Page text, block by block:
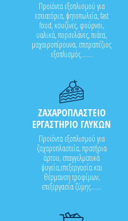
Προϊόντα εξοπλισμού για
εστιατόρια, ψητοπωλεία, fast
food, κουζίνες, φούρνοι,
υαλικά, πορσελάνες, πιάτα,
μαχαιροπίρουνα, επιτραπέζιος
εξοπλισμός........
ΖΑΧΑΡΟΠΛΑΣΤΕΙΟ
ΕΡΓΑΣΤΗΡΙΟ ΓΛΥΚΩΝ
Προϊόντα εξοπλισμού για
ζαχαροπλαστεία, πρατήρια
άρτου, επαγγελματικά
ψυγεία,επεξεργασία και
θέρμανση τροφίμων,
επεξεργασία ζύμης.......